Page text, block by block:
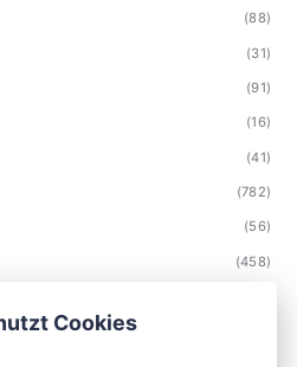
(88)
(31)
(91)
(16)
(41)
(782)
(56)
(458)
Cookies